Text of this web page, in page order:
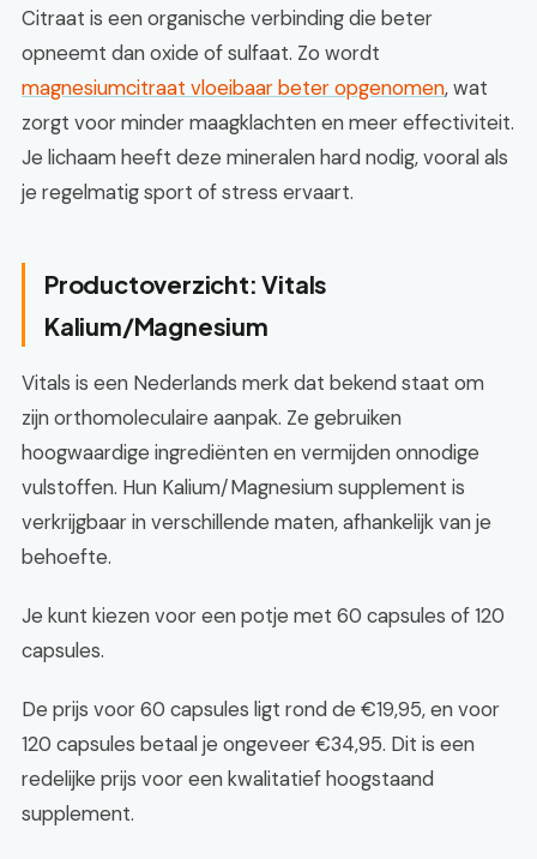
Citraat is een organische verbinding die beter
opneemt dan oxide of sulfaat. Zo wordt
magnesiumcitraat vloeibaar beter opgenomen, wat
zorgt voor minder maagklachten en meer effectiviteit.
Je lichaam heeft deze mineralen hard nodig, vooral als
je regelmatig sport of stress ervaart.
Productoverzicht: Vitals
Kalium/Magnesium
Vitals is een Nederlands merk dat bekend staat om
zijn orthomoleculaire aanpak. Ze gebruiken
hoogwaardige ingrediënten en vermijden onnodige
vulstoffen. Hun Kalium/Magnesium supplement is
verkrijgbaar in verschillende maten, afhankelijk van je
behoefte.
Je kunt kiezen voor een potje met 60 capsules of 120
capsules.
De prijs voor 60 capsules ligt rond de €19,95, en voor
120 capsules betaal je ongeveer €34,95. Dit is een
redelijke prijs voor een kwalitatief hoogstaand
supplement.